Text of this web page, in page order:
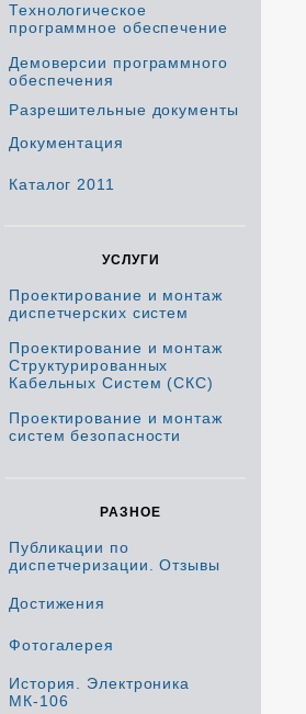
Технологическое
программное обеспечение
Демоверсии программного
обеспечения
Разрешительные документы
Документация
Каталог 2011
УСЛУГИ
Проектирование и монтаж
диспетчерских систем
Проектирование и монтаж
Структурированных
Кабельных Систем (СКС)
Проектирование и монтаж
систем безопасности
РАЗНОЕ
Публикации по
диспетчеризации. Отзывы
Достижения
Фотогалерея
История. Электроника
МК-106